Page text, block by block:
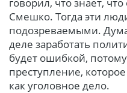
Смешко. Тогда эти
подозреваемыми.
деле заработать
будет ошибкой, потому
преступление,
как уголовное дело.